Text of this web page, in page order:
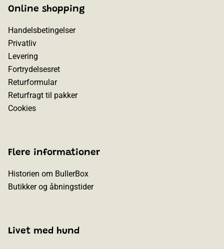
Online shopping
Handelsbetingelser
Privatliv
Levering
Fortrydelsesret
Returformular
Returfragt til pakker
Cookies
Flere informationer
Historien om BullerBox
Butikker og åbningstider
Livet med hund